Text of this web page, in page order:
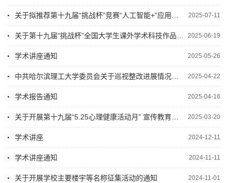
2025-07-11
2025-06-19
2025-05-26
学术讲座通知
2025-04-22
2025-04-16
学术报告通知
2025-03-20
2024-12-11
学术讲座
2024-11-11
学术讲座通知
2024-11-01
关于开展学校主要楼宇等名称征集活动的通知